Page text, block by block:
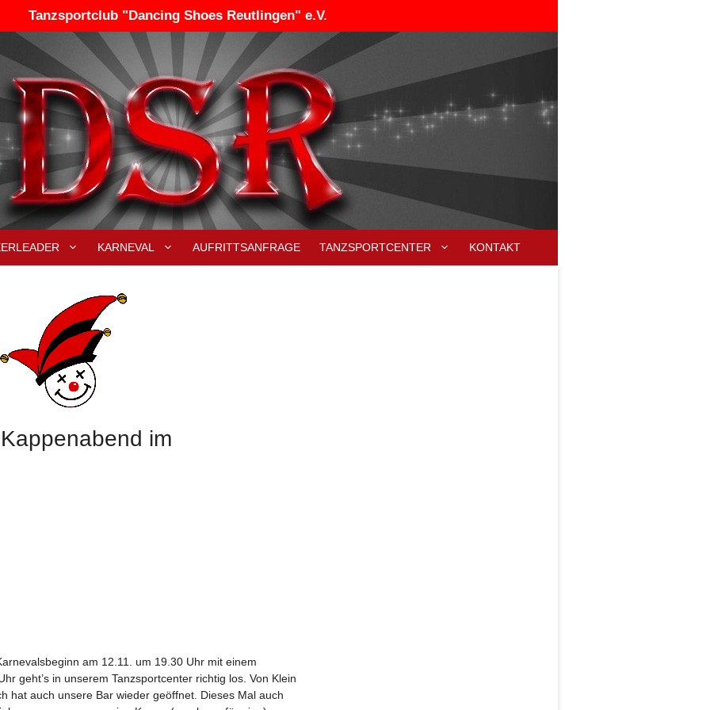
Tanzsportclub "Dancing Shoes Reutlingen" e.V.
KARNEVAL AUFRITTSANFRAGE TANZSPORTCENTER KONTAKT
im
am 12.11. um 19.30 Uhr mit einem
geht’s in unserem Tanzsportcenter richtig los. Von Klein
hat auch unsere Bar wieder geöffnet. Dieses Mal auch